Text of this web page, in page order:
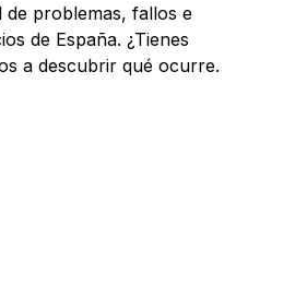
de problemas, fallos e
de España. ¿Tienes
a descubrir qué ocurre.